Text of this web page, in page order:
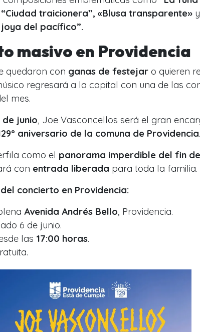
traicionera”, «Blusa transparente»
joya del pacífico”.
masivo en Providencia
quedaron con ganas de festejar o quieren
regresará a la capital con una de las
mes.
junio , Joe Vasconcellos será el gran
aniversario de la comuna de Providencia.
como el panorama imperdible del fin
con entrada liberada para toda la familia.
concierto en Providencia:
Avenida Andrés Bello , Providencia.
6 de junio.
las 17:00 horas.